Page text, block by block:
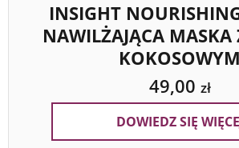
INSIGHT
NAWILŻAJĄCA MASKA
KOKOSOWYM
49,00 zł
DOWIEDZ SIĘ